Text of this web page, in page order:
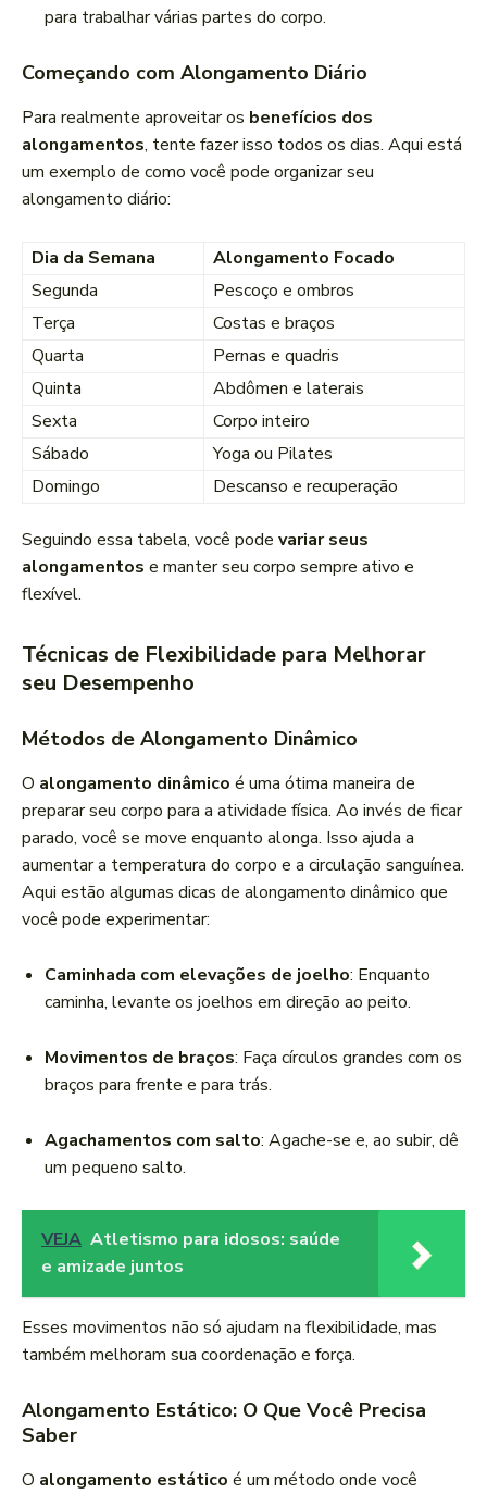
para trabalhar várias partes do corpo.
Começando com Alongamento Diário
Para realmente aproveitar os benefícios dos
alongamentos, tente fazer isso todos os dias. Aqui está
um exemplo de como você pode organizar seu
alongamento diário:
Dia da Semana
Alongamento Focado
Segunda
Pescoço e ombros
Terça
Costas e braços
Quarta
Pernas e quadris
Quinta
Abdômen e laterais
Sexta
Corpo inteiro
Sábado
Yoga ou Pilates
Domingo
Descanso e recuperação
Seguindo essa tabela, você pode variar seus
alongamentos e manter seu corpo sempre ativo e
flexível.
Técnicas de Flexibilidade para Melhorar
seu Desempenho
Métodos de Alongamento Dinâmico
O alongamento dinâmico é uma ótima maneira de
preparar seu corpo para a atividade física. Ao invés de ficar
parado, você se move enquanto alonga. Isso ajuda a
aumentar a temperatura do corpo e a circulação sanguínea.
Aqui estão algumas dicas de alongamento dinâmico que
você pode experimentar:
Caminhada com elevações de joelho: Enquanto
caminha, levante os joelhos em direção ao peito.
Movimentos de braços: Faça círculos grandes com os
braços para frente e para trás.
Agachamentos com salto: Agache-se e, ao subir, dê
um pequeno salto.
VEJA Atletismo para idosos: saúde
e amizade juntos
Esses movimentos não só ajudam na flexibilidade, mas
também melhoram sua coordenação e força.
Alongamento Estático: O Que Você Precisa
Saber
O alongamento estático é um método onde você